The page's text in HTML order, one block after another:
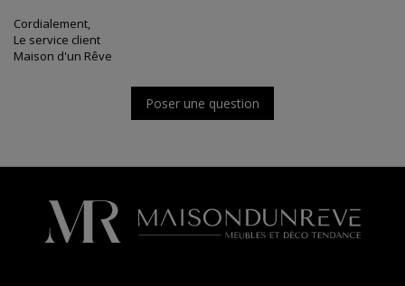
Cordialement,
Le service client
Maison d'un Rêve
Poser une question